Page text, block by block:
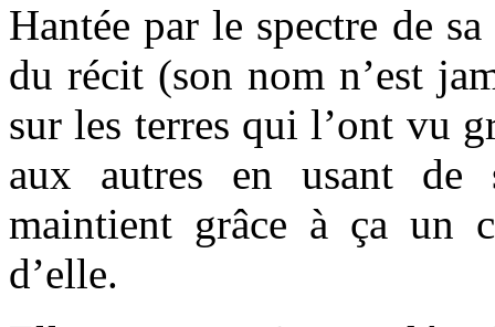
Hantée par le spectre de
du récit (son nom n’est
sur les terres qui l’ont vu
aux autres en usant de
maintient grâce à ça un
d’elle.